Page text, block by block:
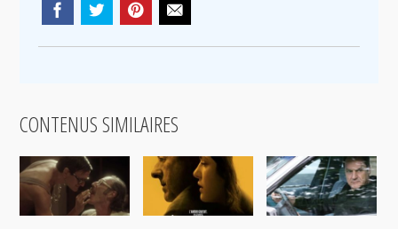
CONTENUS SIMILAIRES